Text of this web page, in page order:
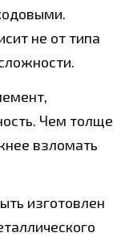
не от типа
Чем толще
взломать
изготовлен